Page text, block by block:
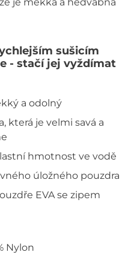
sušicím
- stačí jej vyždímat
a odolný
která je velmi savá a
hmotnost ve vodě
úložného pouzdra
EVA se zipem
Nylon